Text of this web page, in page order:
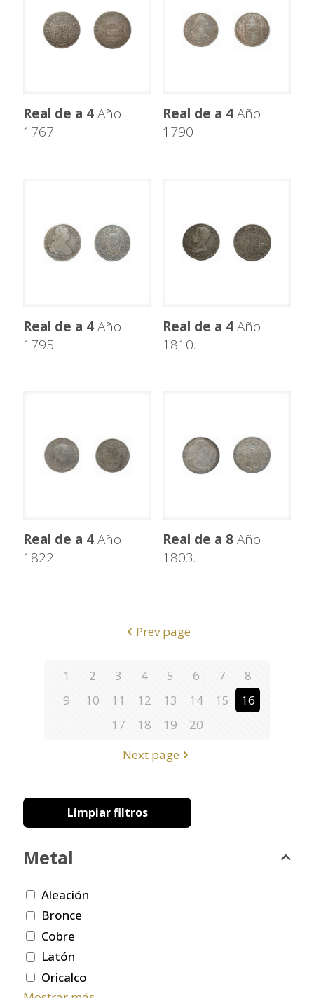
Real de a 4Año
1767.
Real de a 4Año
1790
Real de a 4Año
1795.
Real de a 4Año
1810.
Real de a 4Año
1822
Real de a 8Año
1803.
Prev page
1 2 3 4 5 6 7
8
9
10 11 12 13 14 15
16
17
18 19
20
Next page
Limpiar filtros
Metal
Aleación
Bronce
Cobre
Latón
Oricalco